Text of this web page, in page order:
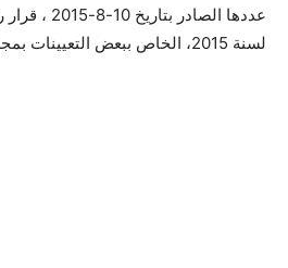
لسنة 2015، الخاص ببعض التعيينات بمجلس الدولة.